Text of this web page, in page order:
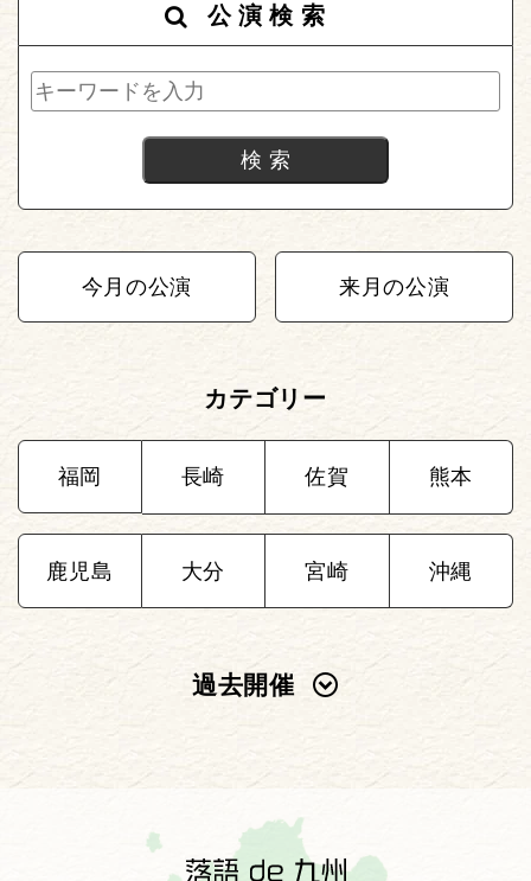
公演検索
今月の公演 来月の公演
カテゴリー
福岡 長崎 佐賀 熊本
鹿児島 大分 宮崎 沖縄
過去開催
2022年